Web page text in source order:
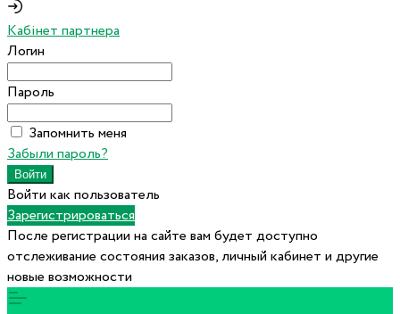
Кабінет партнера
Логин
Пароль
Запомнить меня
Забыли пароль?
Войти как пользователь
Зарегистрироваться
После регистрации на сайте вам будет доступно
отслеживание состояния заказов, личный кабинет и другие
новые возможности